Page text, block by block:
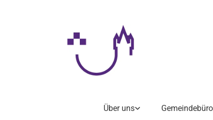
Über uns Gemeindebüro